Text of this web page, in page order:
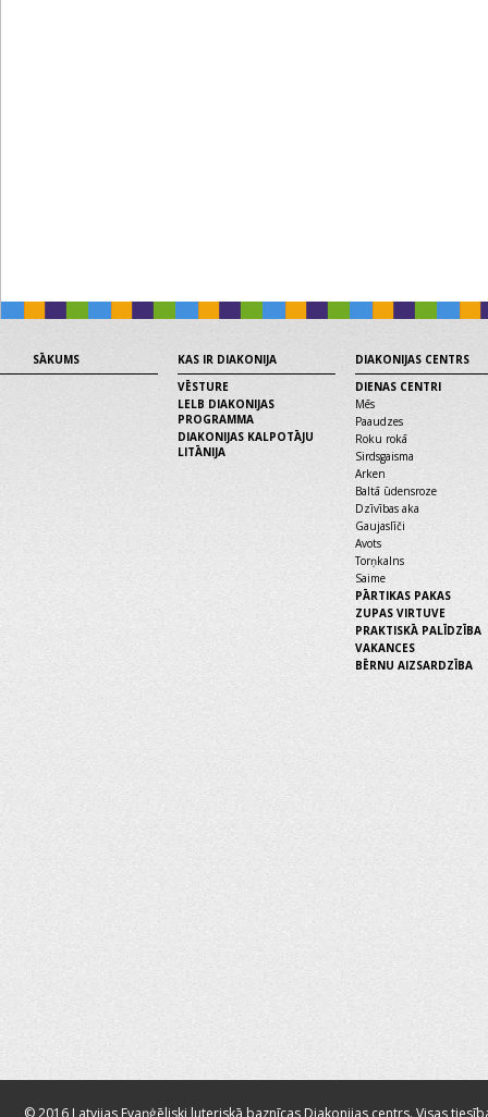
SĀKUMS
KAS IR DIAKONIJA
VĒSTURE
LELB DIAKONIJAS
PROGRAMMA
DIAKONIJAS KALPOTĀJU
LITĀNIJA
DIAKONIJAS CENTRS
DIENAS CENTRI
Mēs
Paaudzes
Roku rokā
Sirdsgaisma
Arken
Baltā ūdensroze
Dzīvības aka
Gaujaslīči
Avots
Torņkalns
Saime
PĀRTIKAS PAKAS
ZUPAS VIRTUVE
PRAKTISKĀ PALĪDZĪBA
VAKANCES
BĒRNU AIZSARDZĪBA
© 2016 Latvijas Evaņģēliski luteriskā baznīcas Diakonijas centrs. Visas